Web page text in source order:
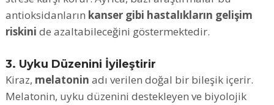
antioksidanların kanser gibi hastalıkların gelişim
riskini de azaltabileceğini göstermektedir.
3. Uyku Düzenini İyileştirir
Kiraz, melatonin adı verilen doğal bir bileşik içerir.
Melatonin, uyku düzenini destekleyen ve biyolojik